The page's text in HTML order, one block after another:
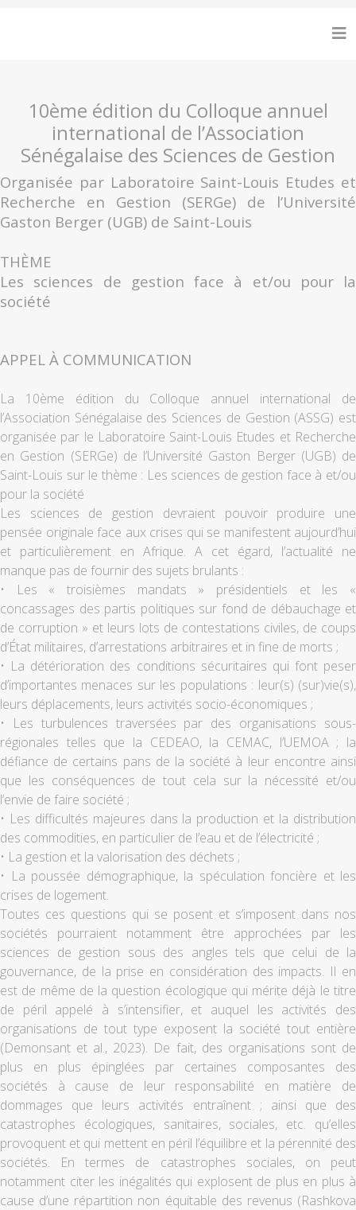
10ème édition du Colloque annuel
international de l’Association
Sénégalaise des Sciences de Gestion
Organisée par Laboratoire Saint-Louis Etudes et
Recherche en Gestion (SERGe) de l’Université
Gaston Berger (UGB) de Saint-Louis
THÈME
Les sciences de gestion face à et/ou pour la
société
APPEL À COMMUNICATION
La 10ème édition du Colloque annuel international de
l’Association Sénégalaise des Sciences de Gestion (ASSG) est
organisée par le Laboratoire Saint-Louis Etudes et Recherche
en Gestion (SERGe) de l’Université Gaston Berger (UGB) de
Saint-Louis sur le thème : Les sciences de gestion face à et/ou
pour la société
Les sciences de gestion devraient pouvoir produire une
pensée originale face aux crises qui se manifestent aujourd’hui
et particulièrement en Afrique. A cet égard, l’actualité ne
manque pas de fournir des sujets brulants :
• Les « troisièmes mandats » présidentiels et les «
concassages des partis politiques sur fond de débauchage et
de corruption » et leurs lots de contestations civiles, de coups
d’État militaires, d’arrestations arbitraires et in fine de morts ;
• La détérioration des conditions sécuritaires qui font peser
d’importantes menaces sur les populations : leur(s) (sur)vie(s),
leurs déplacements, leurs activités socio-économiques ;
• Les turbulences traversées par des organisations sous-
régionales telles que la CEDEAO, la CEMAC, l’UEMOA ; la
défiance de certains pans de la société à leur encontre ainsi
que les conséquences de tout cela sur la nécessité et/ou
l’envie de faire société ;
• Les difficultés majeures dans la production et la distribution
des commodities, en particulier de l’eau et de l’électricité ;
• La gestion et la valorisation des déchets ;
• La poussée démographique, la spéculation foncière et les
crises de logement.
Toutes ces questions qui se posent et s’imposent dans nos
sociétés pourraient notamment être approchées par les
sciences de gestion sous des angles tels que celui de la
gouvernance, de la prise en considération des impacts. Il en
est de même de la question écologique qui mérite déjà le titre
de péril appelé à s’intensifier, et auquel les activités des
organisations de tout type exposent la société tout entière
(Demonsant et al., 2023). De fait, des organisations sont de
plus en plus épinglées par certaines composantes des
sociétés à cause de leur responsabilité en matière de
dommages que leurs activités entraînent ; ainsi que des
catastrophes écologiques, sanitaires, sociales, etc. qu’elles
provoquent et qui mettent en péril l’équilibre et la pérennité des
sociétés. En termes de catastrophes sociales, on peut
notamment citer les inégalités qui explosent de plus en plus à
cause d’une répartition non équitable des revenus (Rashkova